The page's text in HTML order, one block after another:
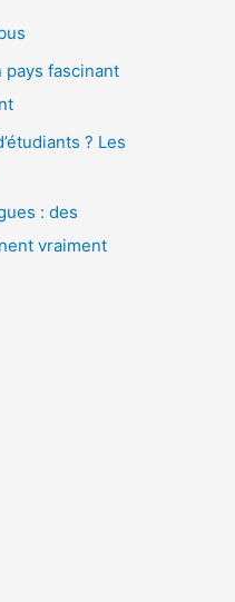
fascinant
? Les
: des
vraiment